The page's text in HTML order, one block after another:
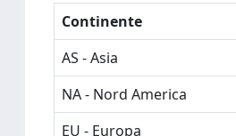
Continente
AS - Asia
NA - Nord America
EU - Europa